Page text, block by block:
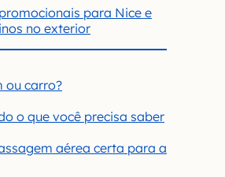
para Nice e
no exterior
ou carro?
o que você precisa saber
aérea certa para a